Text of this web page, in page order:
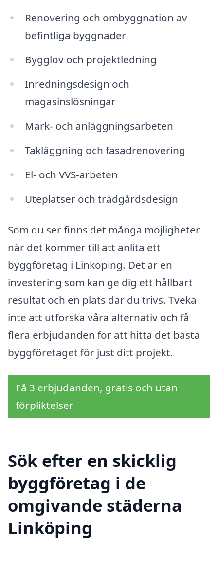
Renovering och ombyggnation av
befintliga byggnader
Bygglov och projektledning
Inredningsdesign och
magasinslösningar
Mark- och anläggningsarbeten
Takläggning och fasadrenovering
El- och VVS-arbeten
Uteplatser och trädgårdsdesign
Som du ser finns det många möjligheter
när det kommer till att anlita ett
byggföretag i Linköping. Det är en
investering som kan ge dig ett hållbart
resultat och en plats där du trivs. Tveka
inte att utforska våra alternativ och få
flera erbjudanden för att hitta det bästa
byggföretaget för just ditt projekt.
Få 3 erbjudanden, gratis och utan
förpliktelser
Sök efter en skicklig
byggföretag i de
omgivande städerna
Linköping